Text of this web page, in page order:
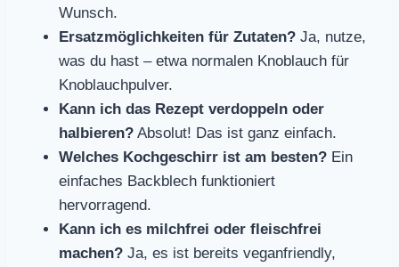
Wunsch.
Ersatzmöglichkeiten für Zutaten? Ja, nutze,
was du hast – etwa normalen Knoblauch für
Knoblauchpulver.
Kann ich das Rezept verdoppeln oder
halbieren? Absolut! Das ist ganz einfach.
Welches Kochgeschirr ist am besten? Ein
einfaches Backblech funktioniert
hervorragend.
Kann ich es milchfrei oder fleischfrei
machen? Ja, es ist bereits veganfriendly,